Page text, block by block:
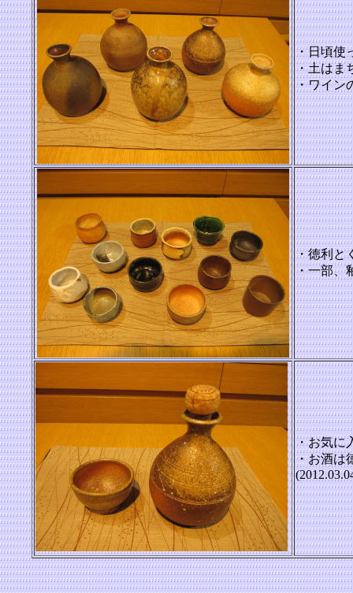
・日頃使
・土はま
・ワイン
・徳利と
・一部、
・お気に
・お酒は